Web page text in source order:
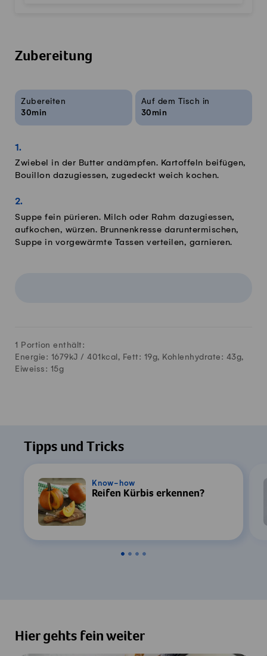
Zubereitung
Rezeptinfos
Zubereiten
30min
Auf dem Tisch in
30min
Zwiebel in der Butter andämpfen. Kartoffeln beifügen,
Bouillon dazugiessen, zugedeckt weich kochen.
Suppe fein pürieren. Milch oder Rahm dazugiessen,
aufkochen, würzen. Brunnenkresse daruntermischen,
Suppe in vorgewärmte Tassen verteilen, garnieren.
1 Portion enthält:
Energie: 1679kJ / 401 kcal, Fett: 19g, Kohlenhydrate: 43g,
Eiweiss: 15g
Tipps und Tricks
Know-how
Reifen Kürbis erkennen?
Hier gehts fein weiter